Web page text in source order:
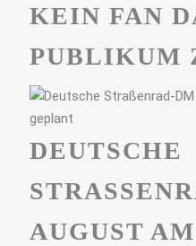
KEIN FAN
PUBLIKUM
DEUTSCHE
UGUST AM S